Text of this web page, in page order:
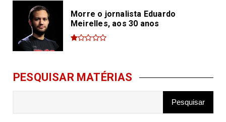
Morre o jornalista Eduardo
Meirelles, aos 30 anos
PESQUISAR MATÉRIAS